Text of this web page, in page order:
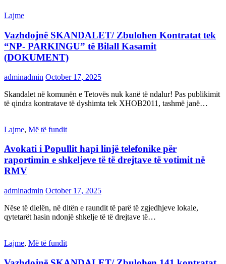
Lajme
Vazhdojnë SKANDALET/ Zbulohen Kontratat tek
“NP- PARKINGU” të Bilall Kasamit
(DOKUMENT)
adminadmin October 17, 2025
Skandalet në komunën e Tetovës nuk kanë të ndalur! Pas publikimit
të qindra kontratave të dyshimta tek XHOB2011, tashmë janë…
Lajme, Më të fundit
Avokati i Popullit hapi linjë telefonike për
raportimin e shkeljeve të të drejtave të votimit në
RMV
adminadmin October 17, 2025
Nëse të dielën, në ditën e raundit të parë të zgjedhjeve lokale,
qytetarët hasin ndonjë shkelje të të drejtave të…
Lajme, Më të fundit